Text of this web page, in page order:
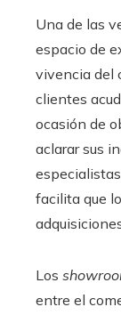
Una de las
espacio de
vivencia del
clientes
ocasión de
aclarar sus
facilita que
Los
entre el